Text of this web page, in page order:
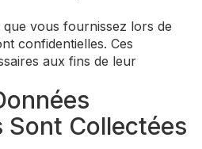
vous fournissez lors de
confidentielles. Ces
aux fins de leur
Sont Collectées